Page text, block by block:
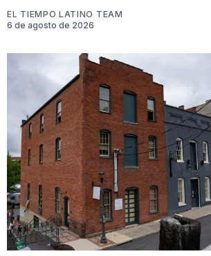
EL TIEMPO LATINO TEAM
6 de agosto de 2026